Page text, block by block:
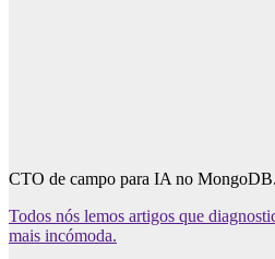
CTO de campo para IA no MongoDB.
Todos nós lemos artigos que
mais incómoda.